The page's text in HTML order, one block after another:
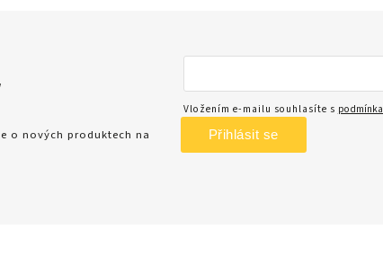
o nových produktech na
Vložením e-mailu souhlasíte s
Přihlásit se